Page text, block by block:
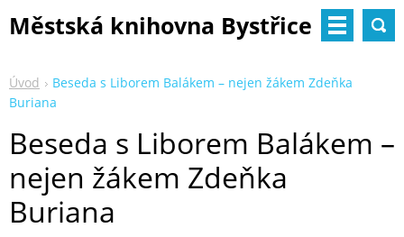
Městská knihovna Bystřice
Úvod
Beseda s Liborem Balákem – nejen žákem Zdeňka
Buriana
Beseda s Liborem Balákem –
nejen žákem Zdeňka
Buriana